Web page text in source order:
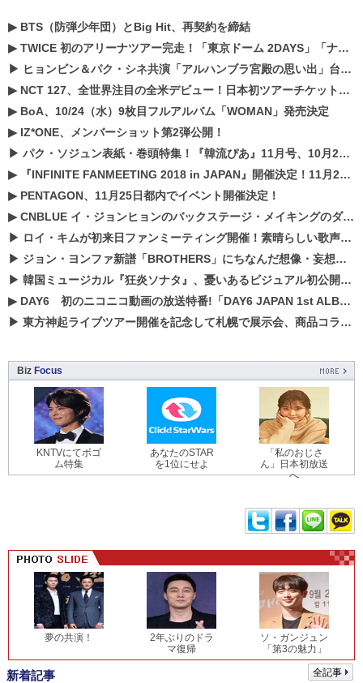
▶ BTS（防弾少年団）とBig Hit、再契約を締結
▶TWICE 初のアリーナツアー完走！「東京ドーム 2DAYS」「ナゴヤドーム1DAY」「京セラドーム1DAY」2019年ドームツアー開催決定！！
▶ ヒョンビン＆パク・シネ共演「アルハンブラ宮殿の思い出」台本読み現場を公開
▶ NCT 127、全世界注目の全米デビュー！日本初ツアーチケットが早くもプレミア化！？
▶ BoA、10/24（水）9枚目フルアルバム「WOMAN」発売決定
▶ IZ*ONE、メンバーショット第2弾公開！
▶ パク・ソジュン表紙・巻頭特集！『韓流ぴあ』11月号、10月22日（月）発売！
▶
『INFINITE FANMEETING 2018 in JAPAN』開催決定！11月21、22日にパシフィコ横浜にて実施
▶ PENTAGON、11月25日都内でイベント開催決定！
▶CNBLUE イ・ジョンヒョンのバックステージ・メイキングのダイジェスト映像が公開！
▶ ロイ・キムが初来日ファンミーティング開催！素晴らしい歌声に癒される贅沢な時間
▶ ジョン・ヨンファ新譜「BROTHERS」にちなんだ想像・妄想企画がスタート！
▶ 韓国ミュージカル『狂炎ソナタ』、憂いある​ビジュアル初公開!! 主役リョウク、SHIN、KENらのコメントが到着！
▶ DAY6 初のニコニコ動画の放送特番!「DAY6 JAPAN 1st ALBUM「UNLOCK」発売記念 ライブ@ニコ生」を配信決定!
▶ 東方神起ライブツアー開催を記念して札幌で展示会、商品コラボが実現！！
Biz Focus
KNTVにてボゴ
ム特集
あなたのSTAR
を1位にせよ
「私のおじさ
ん」日本初放送
へ
夢の共演！
2年ぶりのドラ
マ復帰
ソ・ガンジュン
「第3の魅力」
全記事
新着記事